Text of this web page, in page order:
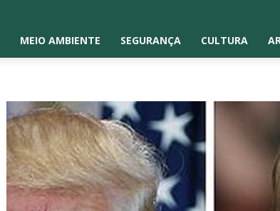
MEIO AMBIENTE SEGURANÇA CULTURA